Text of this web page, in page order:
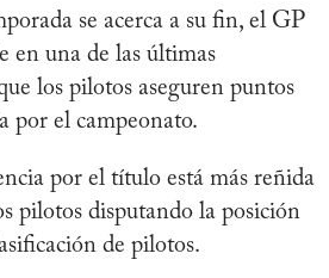
se acerca a su fin, el GP
en una de las últimas
los pilotos aseguren puntos
por el campeonato.
por el título está más reñida
pilotos disputando la posición
de pilotos.